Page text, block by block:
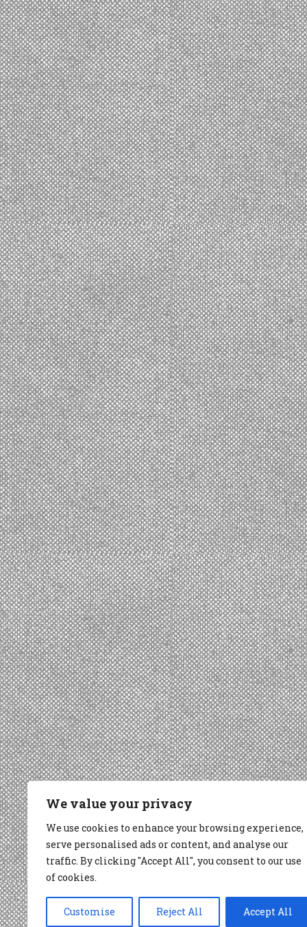
We value your privacy
We use cookies to enhance your browsing experience,
serve personalised ads or content, and analyse our
traffic. By clicking "Accept All", you consent to our use
of cookies.
Customise Reject All Accept All